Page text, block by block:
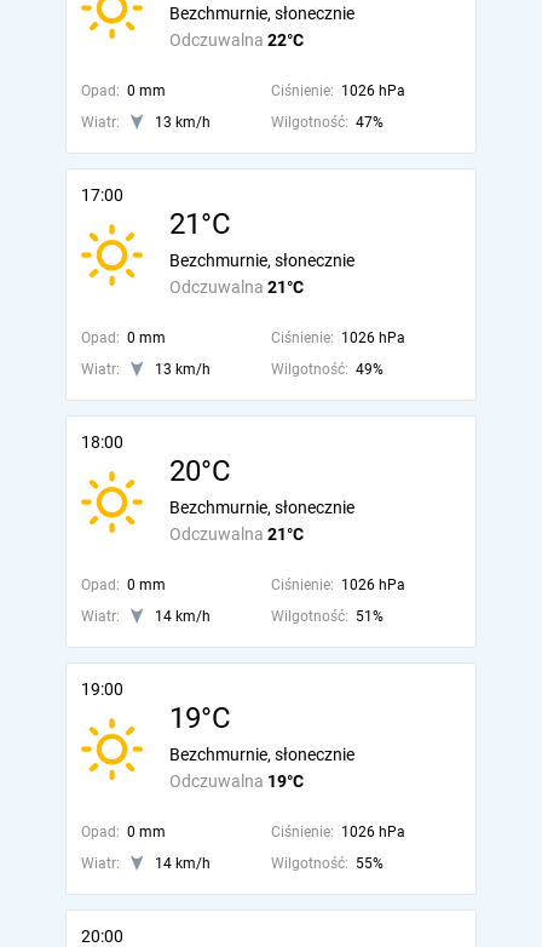
Odczuwalna 22°C
Bezchmurnie, słonecznie
Opad: 0 mm Ciśnienie: 1026 hPa
Wiatr:
13 km/h Wilgotność: 47%
17:00
21°C
Odczuwalna 21°C
Bezchmurnie, słonecznie
Opad: 0 mm Ciśnienie: 1026 hPa
Wiatr:
13 km/h Wilgotność: 49%
18:00
20°C
Odczuwalna 21°C
Bezchmurnie, słonecznie
Opad: 0 mm Ciśnienie: 1026 hPa
Wiatr:
14 km/h Wilgotność: 51%
19:00
19°C
Odczuwalna 19°C
Bezchmurnie, słonecznie
Opad: 0 mm Ciśnienie: 1026 hPa
Wiatr:
14 km/h Wilgotność: 55%
20:00